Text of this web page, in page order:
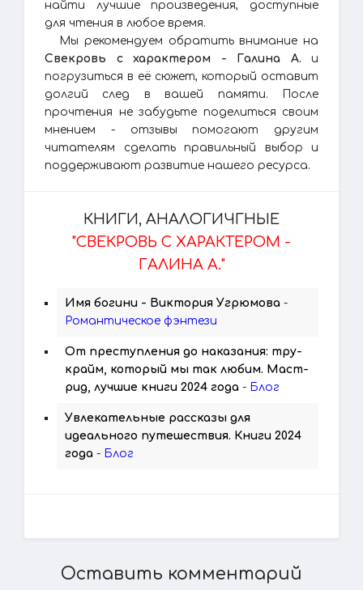
найти лучшие произведения, доступные
для чтения в любое время.
Мы рекомендуем обратить внимание на
Свекровь с характером - Галина А. и
погрузиться в её сюжет, который оставит
долгий след в вашей памяти. После
прочтения не забудьте поделиться своим
мнением - отзывы помогают другим
читателям сделать правильный выбор и
поддерживают развитие нашего ресурса.
КНИГИ, АНАЛОГИЧГНЫЕ
"СВЕКРОВЬ С ХАРАКТЕРОМ -
ГАЛИНА А."
Имя богини - Виктория Угрюмова -
Романтическое фэнтези
От преступления до наказания: тру-
крайм, который мы так любим. Маст-
рид, лучшие книги 2024 года - Блог
Увлекательные рассказы для
идеального путешествия. Книги 2024
года - Блог
Оставить комментарий